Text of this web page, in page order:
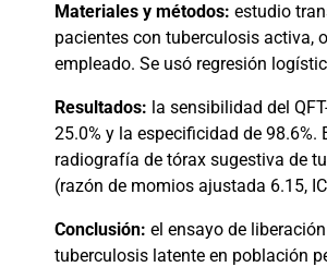
Materiales y métodos: estudio
pacientes con tuberculosis activa,
empleado. Se usó regresión
Resultados: la sensibilidad del
25.0% y la especificidad de 98.6%.
radiografía de tórax sugestiva de
(razón de momios ajustada 6.15,
Conclusión: el ensayo de
tuberculosis latente en población